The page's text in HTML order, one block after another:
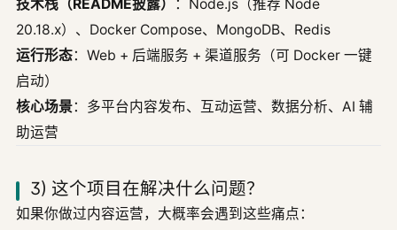
技术栈（README披露）
：Node.js（推荐 Node
20.18.x）、Docker Compose、MongoDB、Redis
运行形态：Web + 后端服务 + 渠道服务（可 Docker 一键
启动）
核心场景：多平台内容发布、互动运营、数据分析、AI 辅
助运营
3) 这个项目在解决什么问题？
如果你做过内容运营，大概率会遇到这些痛点：